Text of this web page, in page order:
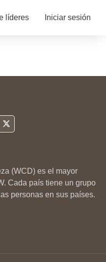
líderes Iniciar sesión
(WCD) es el mayor
Cada país tiene un grupo
personas en sus países.